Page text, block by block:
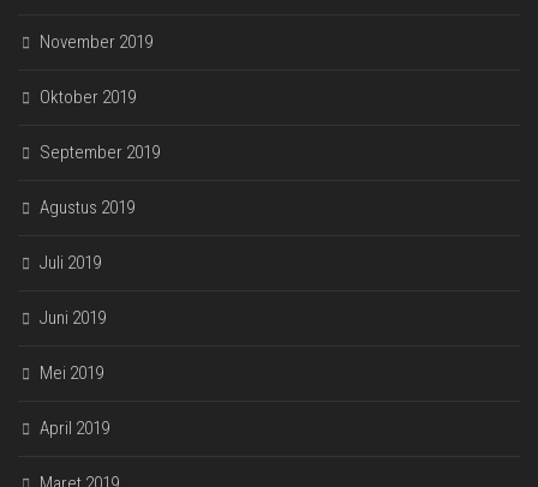
November 2019
Oktober 2019
September 2019
Agustus 2019
Juli 2019
Juni 2019
Mei 2019
April 2019